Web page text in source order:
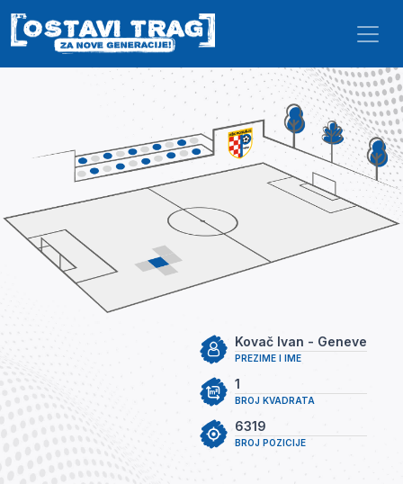
Skip to main content
PREZIME I IME
Kovač Ivan - Geneve
BROJ KVADRATA
1
BROJ POZICIJE
6319